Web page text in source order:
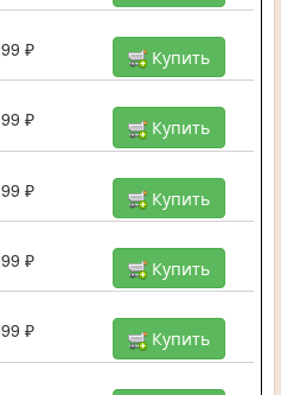
₽
Купить
₽
Купить
₽
Купить
₽
Купить
₽
Купить